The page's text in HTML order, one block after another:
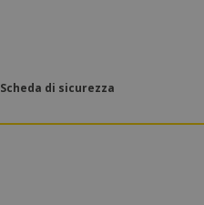
Scheda di sicurezza